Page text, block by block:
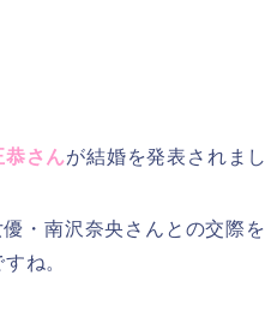
恭さんが結婚を発表されまし
・南沢奈央さんとの交際
ね。